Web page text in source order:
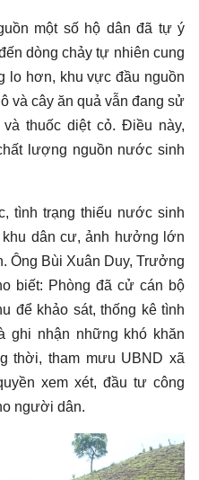
một số hộ dân đã tự ý
dòng chảy tự nhiên cung
lo hơn, khu vực đầu nguồn
và cây ăn quả vẫn đang sử
thuốc diệt cỏ. Điều này,
lượng nguồn nước sinh
tình trạng thiếu nước sinh
khu dân cư, ảnh hưởng lớn
Ông Bùi Xuân Duy, Trưởng
biết: Phòng đã cử cán bộ
để khảo sát, thống kê tình
ghi nhận những khó khăn
thời, tham mưu UBND xã
xem xét, đầu tư công
người dân.